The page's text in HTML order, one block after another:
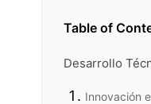
Table of
Desarrollo
Innovación